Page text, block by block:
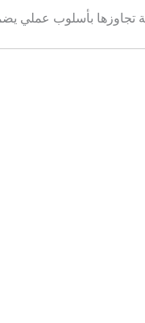
تجاوزها بأسلوب عملي